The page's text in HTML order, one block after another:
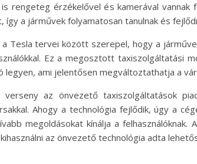
rengeteg érzékelővel és kamerával vannak
így a járművek folyamatosan tanulnak és
Tesla tervei között szerepel, hogy a
Ez a megosztott taxiszolgáltatási
legyen, ami jelentősen megváltoztathatja a
verseny az önvezető taxiszolgáltatások
Ahogy a technológia fejlődik, úgy a
megoldásokat kínálja a
az önvezető technológia adta